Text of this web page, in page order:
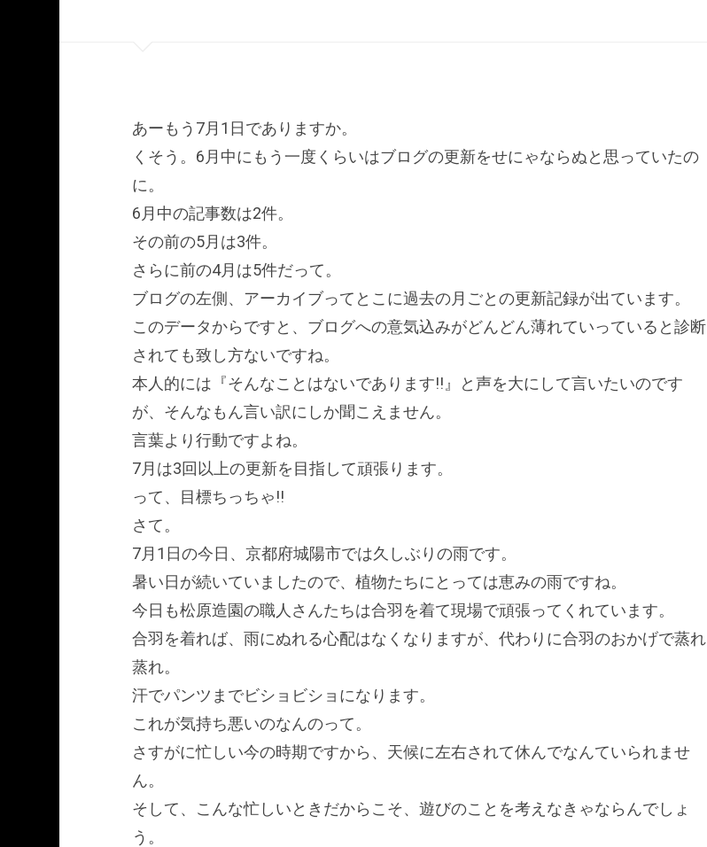
あーもう7月1日でありますか。
くそう。6月中にもう一度くらいはブログの更新をせにゃならぬと思っていたの
に。
6月中の記事数は2件。
その前の5月は3件。
さらに前の4月は5件だって。
ブログの左側、アーカイブってとこに過去の月ごとの更新記録が出ています。
このデータからですと、ブログへの意気込みがどんどん薄れていっていると診断
されても致し方ないですね。
本人的には『そんなことはないであります!!』と声を大にして言いたいのです
が、そんなもん言い訳にしか聞こえません。
言葉より行動ですよね。
7月は3回以上の更新を目指して頑張ります。
って、目標ちっちゃ!!
さて。
7月1日の今日、京都府城陽市では久しぶりの雨です。
暑い日が続いていましたので、植物たちにとっては恵みの雨ですね。
今日も松原造園の職人さんたちは合羽を着て現場で頑張ってくれています。
合羽を着れば、雨にぬれる心配はなくなりますが、代わりに合羽のおかげで蒸れ
蒸れ。
汗でパンツまでビショビショになります。
これが気持ち悪いのなんのって。
さすがに忙しい今の時期ですから、天候に左右されて休んでなんていられませ
ん。
そして、こんな忙しいときだからこそ、遊びのことを考えなきゃならんでしょ
う。